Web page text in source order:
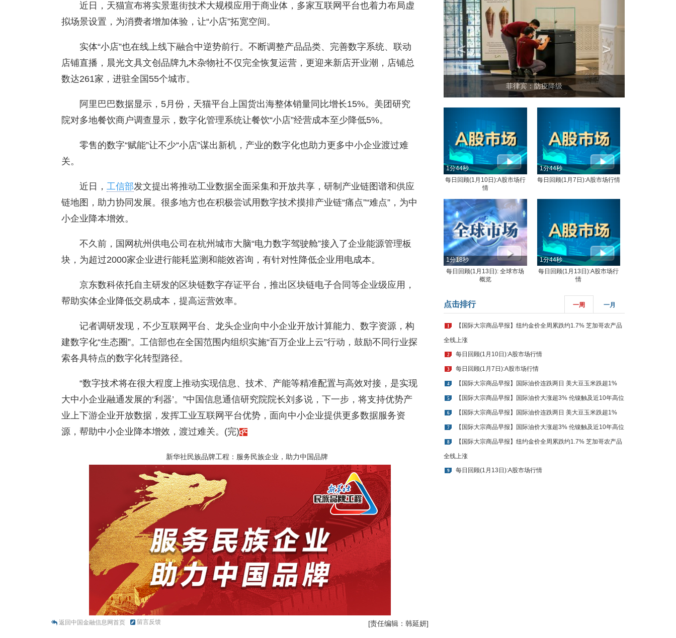
近日，天猫宣布将实景逛街技术大规模应用于商业体，多家互联网平台也着力布局虚
拟场景设置，为消费者增加体验，让“小店”拓宽空间。
实体“小店”也在线上线下融合中逆势前行。不断调整产品品类、完善数字系统、联动
店铺直播，晨光文具文创品牌九木杂物社不仅完全恢复运营，更迎来新店开业潮，店铺总
数达261家，进驻全国55个城市。
阿里巴巴数据显示，5月份，天猫平台上国货出海整体销量同比增长15%。美团研究
院对多地餐饮商户调查显示，数字化管理系统让餐饮“小店”经营成本至少降低5%。
零售的数字“赋能”让不少“小店”谋出新机，产业的数字化也助力更多中小企业渡过难
关。
近日， 工信部发文提出将推动工业数据全面采集和开放共享，研制产业链图谱和供应
链地图，助力协同发展。很多地方也在积极尝试用数字技术摸排产业链“痛点”“难点”，为中
小企业降本增效。
不久前，国网杭州供电公司在杭州城市大脑“电力数字驾驶舱”接入了企业能源管理板
块，为超过2000家企业进行能耗监测和能效咨询，有针对性降低企业用电成本。
京东数科依托自主研发的区块链数字存证平台，推出区块链电子合同等企业级应用，
帮助实体企业降低交易成本，提高运营效率。
记者调研发现，不少互联网平台、龙头企业向中小企业开放计算能力、数字资源，构
建数字化“生态圈”。工信部也在全国范围内组织实施“百万企业上云”行动，鼓励不同行业探
索各具特点的数字化转型路径。
“数字技术将在很大程度上推动实现信息、技术、产能等精准配置与高效对接，是实现
大中小企业融通发展的‘利器’。”中国信息通信研究院院长刘多说，下一步，将支持优势产
业上下游企业开放数据，发挥工业互联网平台优势，面向中小企业提供更多数据服务资
源，帮助中小企业降本增效，渡过难关。(完)
新华社民族品牌工程：服务民族企业，助力中国品牌
返回中国金融信息网首页 留言反馈 [责任编辑：韩延妍]
菲律宾：防疫降级
< >
1分44秒
每日回顾(1月10日):A股市场行
情
1分44秒
每日回顾(1月7日):A股市场行情
1分18秒
每日回顾(1月13日): 全球市场
概览
1分44秒
每日回顾(1月13日):A股市场行
情
点击排行 一周 一月
1 【国际大宗商品早报】纽约金价全周累跌约1.7% 芝加哥农产品
全线上涨
2 每日回顾(1月10日):A股市场行情
3 每日回顾(1月7日):A股市场行情
4 【国际大宗商品早报】国际油价连跌两日 美大豆玉米跌超1%
5 【国际大宗商品早报】国际油价大涨超3% 伦镍触及近10年高位
6 【国际大宗商品早报】国际油价连跌两日 美大豆玉米跌超1%
7 【国际大宗商品早报】国际油价大涨超3% 伦镍触及近10年高位
8 【国际大宗商品早报】纽约金价全周累跌约1.7% 芝加哥农产品
全线上涨
9 每日回顾(1月13日):A股市场行情